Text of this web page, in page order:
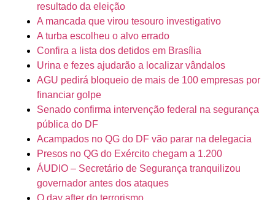
resultado da eleição
A mancada que virou tesouro investigativo
A turba escolheu o alvo errado
Confira a lista dos detidos em Brasília
Urina e fezes ajudarão a localizar vândalos
AGU pedirá bloqueio de mais de 100 empresas por
financiar golpe
Senado confirma intervenção federal na segurança
pública do DF
Acampados no QG do DF vão parar na delegacia
Presos no QG do Exército chegam a 1.200
ÁUDIO – Secretário de Segurança tranquilizou
governador antes dos ataques
O day after do terrorismo